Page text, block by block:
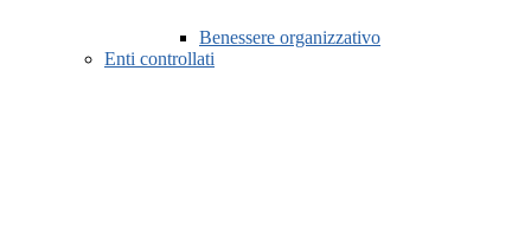
Benessere organizzativo
Enti controllati